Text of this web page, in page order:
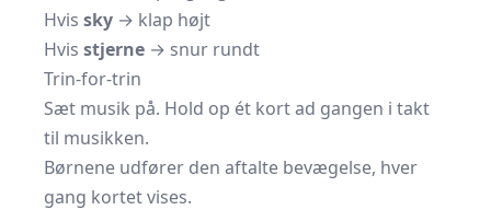
Hvis sky → klap højt
Hvis stjerne → snur rundt
Trin-for-trin
Sæt musik på. Hold op ét kort ad gangen i takt
til musikken.
Børnene udfører den aftalte bevægelse, hver
gang kortet vises.